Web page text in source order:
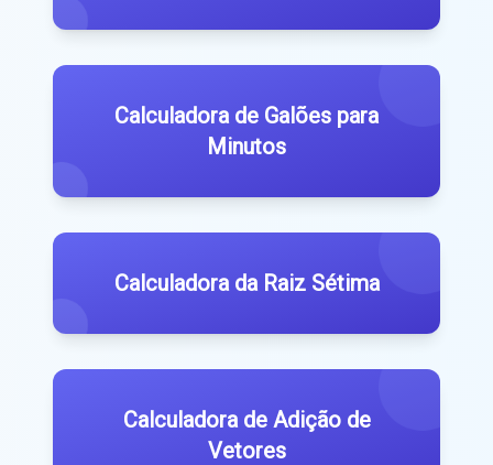
Calculadora de Galões para
Minutos
Calculadora da Raiz Sétima
Calculadora de Adição de
Vetores